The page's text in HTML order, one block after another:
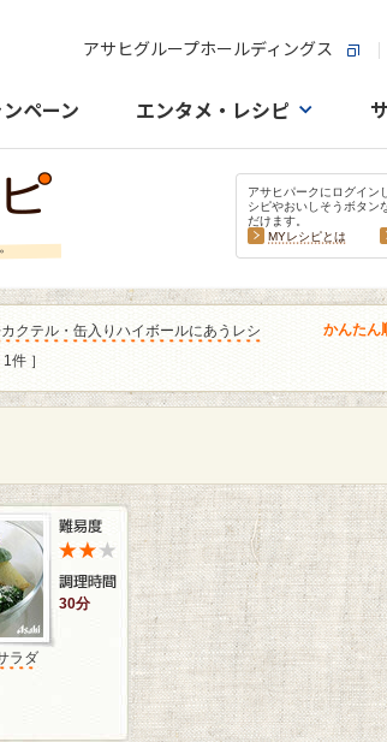
アサヒグループホールディングス
ペーン エンタメ・レシピ
アサヒパークにログイン
シピやおいしそうボタン
だけます。
MYレシピとは
クテル・缶入りハイボールにあうレシ
1件 ］
かんたん
30分
ラダ